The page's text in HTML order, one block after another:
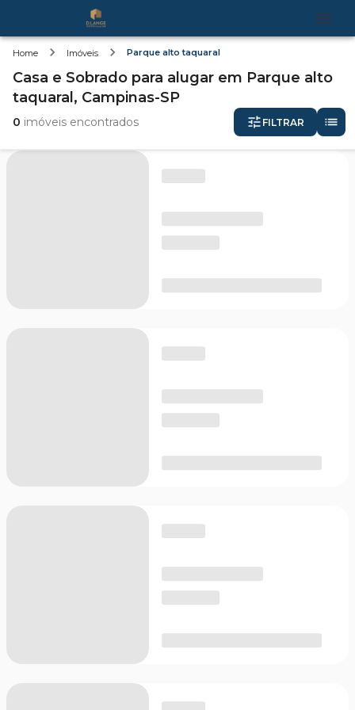
Home Imóveis Parque alto taquaral
Casa e Sobrado para alugar em Parque alto
taquaral, Campinas-SP
0 imóveis encontrados FILTRAR